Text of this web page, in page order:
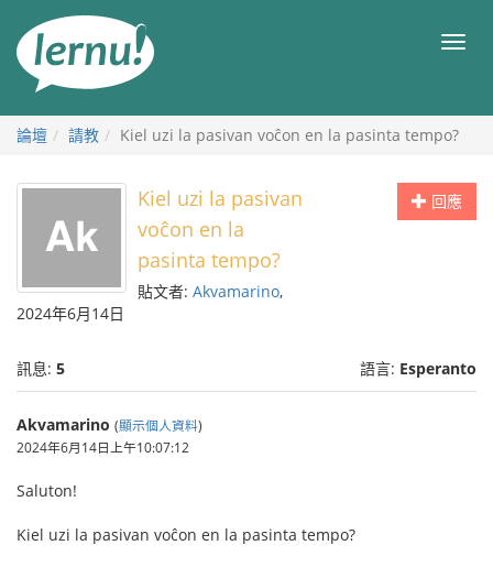
目
論壇 請教 Kiel uzi la pasivan voĉon en la pasinta tempo?
回應
Kiel uzi la pasivan
voĉon en la
pasinta tempo?
貼文者: Akvamarino,
2024年6月14日
訊息: 5 語言: Esperanto
Akvamarino (顯示個人資料)
2024年6月14日上午10:07:12
Saluton!
Kiel uzi la pasivan voĉon en la pasinta tempo?